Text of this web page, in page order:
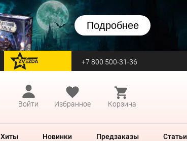
Подробнее
перейти на Zvezda +7 800 500-31-36
Войти
Избранное Корзина
Хиты Новинки Предзаказы Статьи